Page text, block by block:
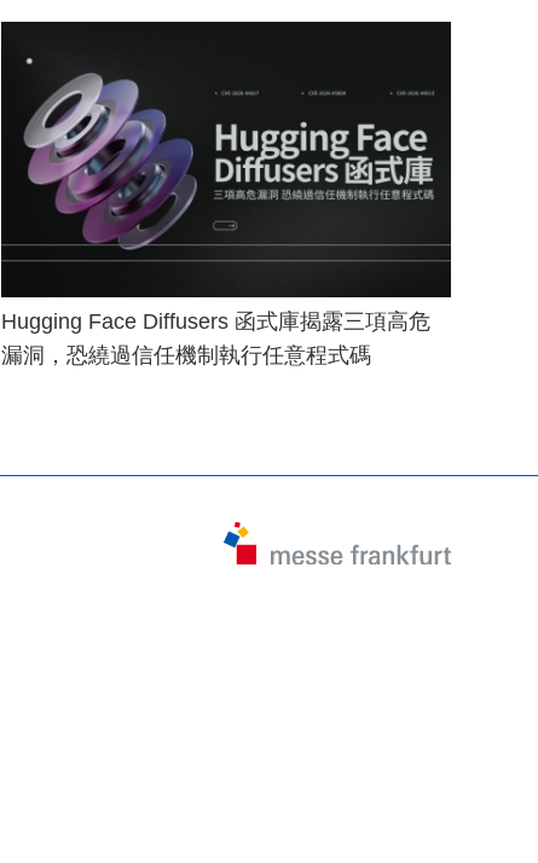
Hugging Face Diffusers 函式庫揭露三項高危
漏洞，恐繞過信任機制執行任意程式碼